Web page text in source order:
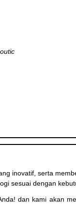
inovatif, serta
sesuai dengan
dan kami akan